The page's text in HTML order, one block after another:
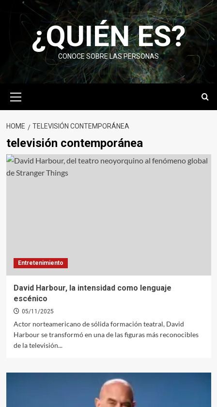
¿QUIÉN ES?
CONOCE SOBRE LAS PERSONAS
Menu
HOME TELEVISIÓN CONTEMPORÁNEA
televisión contemporánea
Entretenimiento
David Harbour, la intensidad como lenguaje
escénico
05/11/2025
Actor norteamericano de sólida formación teatral, David
Harbour se transformó en una de las figuras más reconocibles
de la televisión...